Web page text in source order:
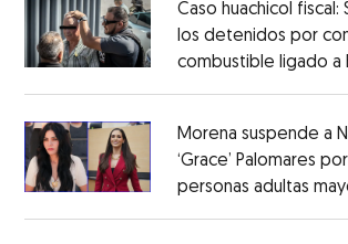
Caso huachicol fiscal:
los detenidos por
combustible ligado a
Morena suspende a
‘Grace’ Palomares
personas adultas